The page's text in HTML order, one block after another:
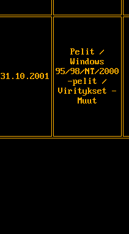
31.10.2001
Pelit /
Windows
95/98/NT/2000
-pelit /
Viritykset -
Muut